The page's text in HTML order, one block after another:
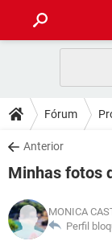
CELULAR
OUTLOOK
INSTAGRAM
GUIA DE COMPRAS
DICAS
JOGOS
INSTAGRAM
GUIA DE COMPRAS
DOWNLOADS
JOGOS
CELULAR
OUTLOOK
JOGOS
CELULAR
GLOSSÁRIO
Fórum
Anterior
Minhas fotos
MONICA
Perfil